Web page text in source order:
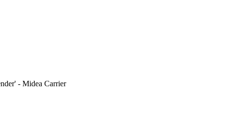
- Midea Carrier